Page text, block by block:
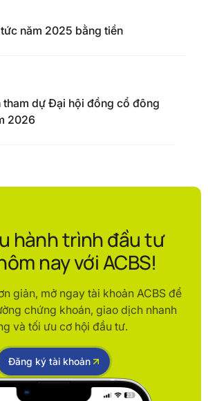
năm 2025 bằng tiền
tham dự Đại hội đồng cổ đông
2026
hành trình đầu tư
nay với ACBS!
giản, mở ngay tài khoản ACBS để
chứng khoán, giao dịch nhanh
và tối ưu cơ hội đầu tư.
Đăng ký tài khoản